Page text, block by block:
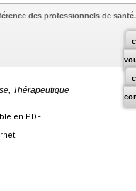
des professionnels de santé.
Thérapeutique
en PDF.